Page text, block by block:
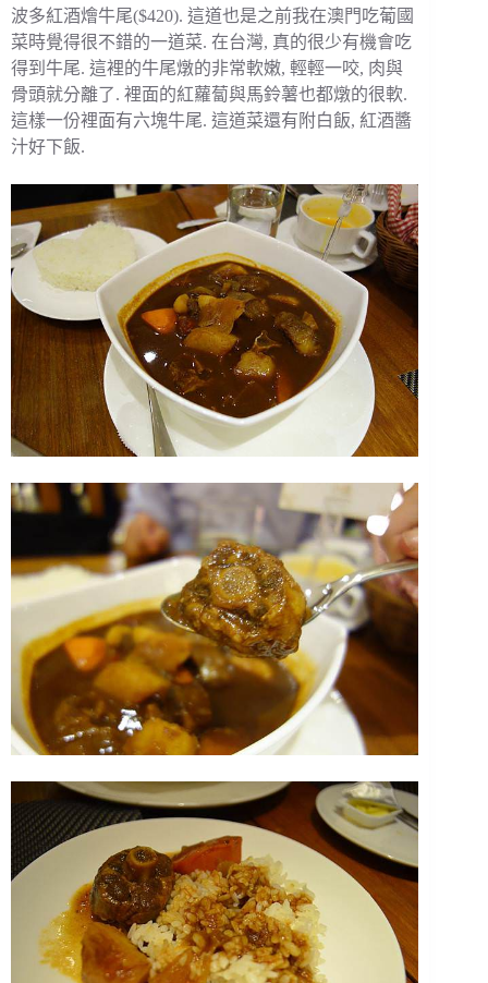
波多紅酒燴牛尾($420). 這道也是之前我在澳門吃葡國
菜時覺得很不錯的一道菜. 在台灣, 真的很少有機會吃
得到牛尾. 這裡的牛尾燉的非常軟嫩, 輕輕一咬, 肉與
骨頭就分離了. 裡面的紅蘿蔔與馬鈴薯也都燉的很軟.
這樣一份裡面有六塊牛尾. 這道菜還有附白飯, 紅酒醬
汁好下飯.